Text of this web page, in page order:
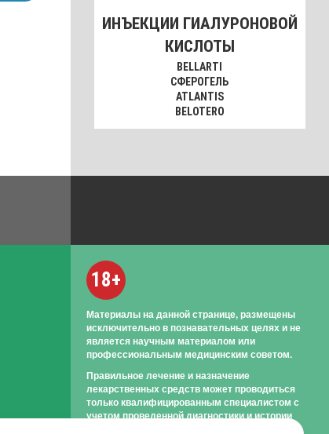
ИНЪЕКЦИИ ГИАЛУРОНОВОЙ
КИСЛОТЫ
BELLARTI
СФЕРОГЕЛЬ
ATLANTIS
BELOTERO
18+
Материалы на данной странице, размещены
исключительно в познавательных целях и не
является научным материалом или
профессиональным медицинским советом.
Правильное лечение и назначение
лекарственных средств может проводиться
только квалифицированным специалистом с
учетом проведенной диагностики и истории